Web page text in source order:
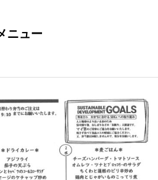
ニュー